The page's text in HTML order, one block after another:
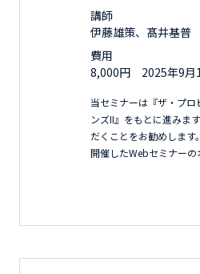
講師
伊藤雄策、髙井基普
費用
8,000円 2025年9月
当セミナーは『ザ・プ
ンズII』をもとに進みま
だくことをお勧めしま
開催したWebセミナーの